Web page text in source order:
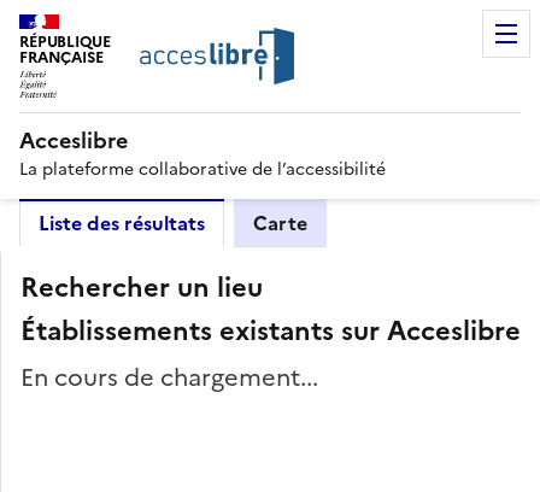
RÉPUBLIQUE
FRANÇAISE
Acceslibre
La plateforme collaborative de l’accessibilité
Liste des résultats Carte
Rechercher un lieu
Établissements existants sur Acceslibre
En cours de chargement...